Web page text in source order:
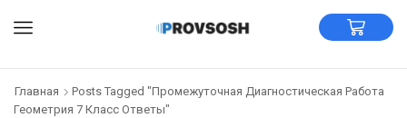
Главная
Posts Tagged "Промежуточная Диагностическая Работа
Геометрия 7 Класс Ответы"